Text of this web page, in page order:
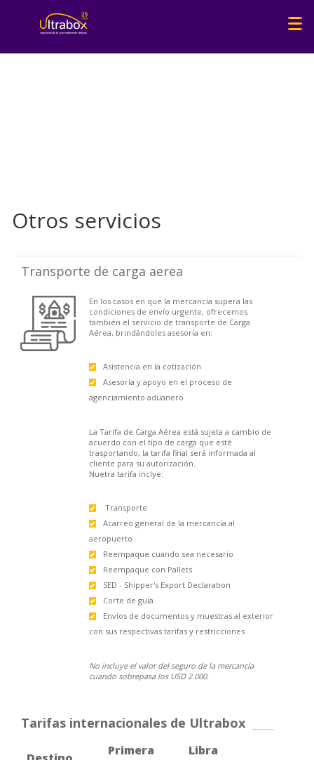
Otros servicios
Transporte de carga aerea
En los casos en que la mercancía supera las
condiciones de envío urgente, ofrecemos
también el servicio de transporte de Carga
Aérea, brindándoles asesoría en:
Asistencia en la cotización
Asesoría y apoyo en el proceso de
agenciamiento aduanero
La Tarifa de Carga Aérea está sujeta a cambio de
acuerdo con el tipo de carga que esté
trasportando, la tarifa final será informada al
cliente para su autorización.
Nuetra tarifa inclye:
Transporte
Acarreo general de la mercancía al
aeropuerto
Reempaque cuando sea necesario
Reempaque con Pallets
SED - Shipper's Export Declaration
Corte de guía
Envíos de documentos y muestras al exterior
con sus respectivas tarifas y restricciones
No incluye el valor del seguro de la mercancía
cuando sobrepasa los USD 2.000.
Tarifas internacionales de Ultrabox
Primera
Libra